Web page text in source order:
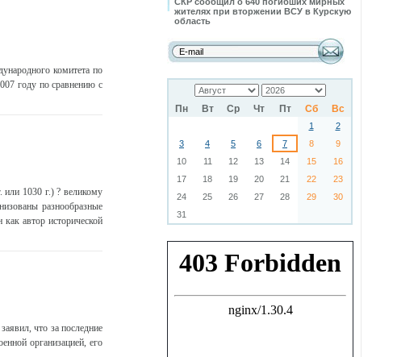
жителях при вторжении ВСУ в Курскую
область
Пн Вт Ср Чт Пт Сб Вс
1
2
3
4 5 6 7 8
9
10
11 12 13 14 15
16
17
18 19 20 21 22
23
24
25 26 27 28 29
30
31
комитета по
году по сравнению с
1030 г.) ? великому
разнообразные
автор исторической
что за последние
организацией, его